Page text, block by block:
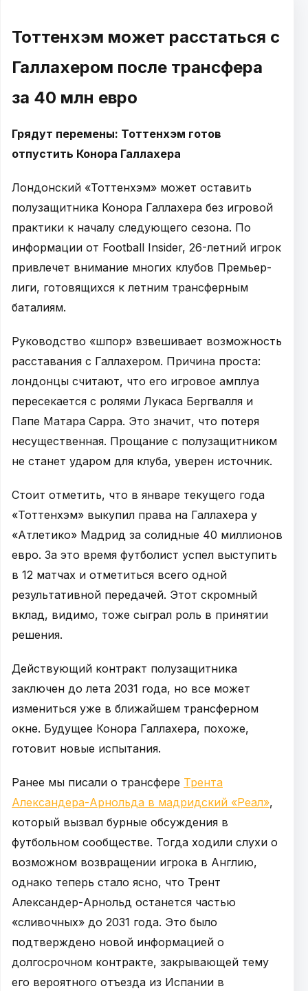
Тоттенхэм может расстаться с
Галлахером после трансфера
за 40 млн евро
Грядут перемены: Тоттенхэм готов
отпустить Конора Галлахера
Лондонский «Тоттенхэм» может оставить
полузащитника Конора Галлахера без игровой
практики к началу следующего сезона. По
информации от Football Insider, 26-летний игрок
привлечет внимание многих клубов Премьер-
лиги, готовящихся к летним трансферным
баталиям.
Руководство «шпор» взвешивает возможность
расставания с Галлахером. Причина проста:
лондонцы считают, что его игровое амплуа
пересекается с ролями Лукаса Бергвалля и
Папе Матара Сарра. Это значит, что потеря
несущественная. Прощание с полузащитником
не станет ударом для клуба, уверен источник.
Стоит отметить, что в январе текущего года
«Тоттенхэм» выкупил права на Галлахера у
«Атлетико» Мадрид за солидные 40 миллионов
евро. За это время футболист успел выступить
в 12 матчах и отметиться всего одной
результативной передачей. Этот скромный
вклад, видимо, тоже сыграл роль в принятии
решения.
Действующий контракт полузащитника
заключен до лета 2031 года, но все может
измениться уже в ближайшем трансферном
окне. Будущее Конора Галлахера, похоже,
готовит новые испытания.
Ранее мы писали о трансфере Трента
Александера-Арнольда в мадридский «Реал»,
который вызвал бурные обсуждения в
футбольном сообществе. Тогда ходили слухи о
возможном возвращении игрока в Англию,
однако теперь стало ясно, что Трент
Александер-Арнольд останется частью
«сливочных» до 2031 года. Это было
подтверждено новой информацией о
долгосрочном контракте, закрывающей тему
его вероятного отъезда из Испании в